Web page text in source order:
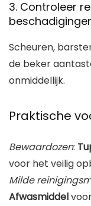
3. Controleer
Scheuren,
de beker
onmiddellijk.
Praktische
Bewaardozen:
voor het veilig
Milde
Afwasmiddel